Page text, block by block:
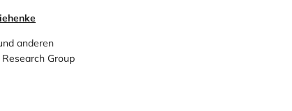
anderen
Group